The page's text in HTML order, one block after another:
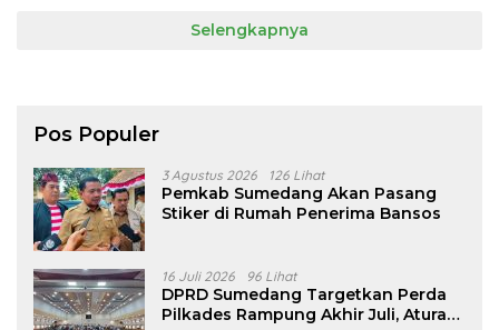
Selengkapnya
Pos Populer
3 Agustus 2026 126 Lihat
Pemkab Sumedang Akan Pasang
Stiker di Rumah Penerima Bansos
16 Juli 2026 96 Lihat
DPRD Sumedang Targetkan Perda
Pilkades Rampung Akhir Juli, Aturan